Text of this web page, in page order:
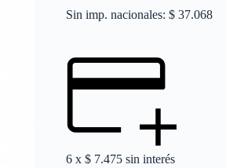
Sin imp. nacionales: $ 37.068
6 x$ 7.475 sin interés